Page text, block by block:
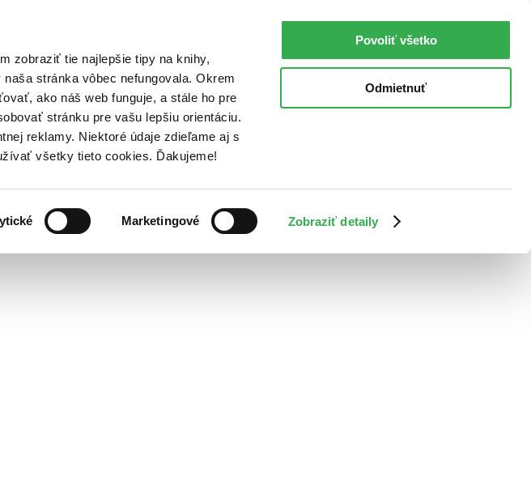
zobraziť tie najlepšie tipy na knihy,
stránka vôbec nefungovala. Okrem
ako náš web funguje, a stále ho pre
stránku pre vašu lepšiu orientáciu.
reklamy. Niektoré údaje zdieľame aj s
všetky tieto cookies. Ďakujeme!
Marketingové Zobraziť detaily
Povoliť všetko
Odmietnuť